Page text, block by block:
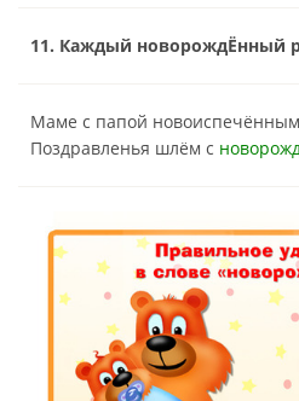
11. Каждый новорождЁнный
Маме с папой новоиспечённым
Поздравленья шлём с